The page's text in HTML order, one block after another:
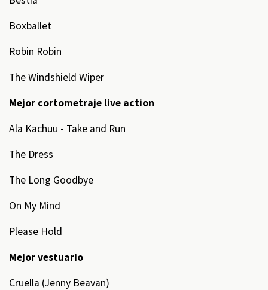
Boxballet
Robin Robin
The Windshield Wiper
Mejor cortometraje live action
Ala Kachuu - Take and Run
The Dress
The Long Goodbye
On My Mind
Please Hold
Mejor vestuario
Cruella (Jenny Beavan)